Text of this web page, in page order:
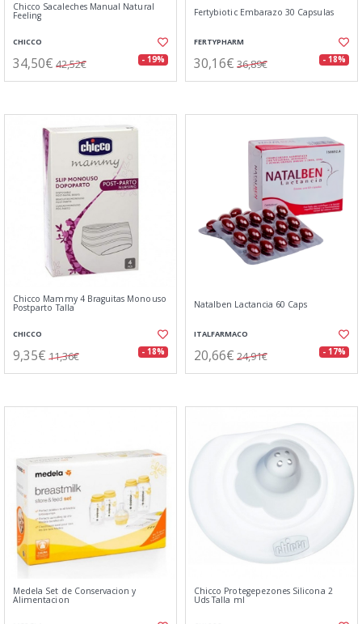
Chicco Sacaleches Manual Natural
Feeling
CHICCO
34,50€ 42,52€ - 19%
Fertybiotic Embarazo 30 Capsulas
FERTYPHARM
30,16€ 36,89€ - 18%
Chicco Mammy 4 Braguitas Monouso
Postparto Talla
CHICCO
9,35€ 11,36€ - 18%
Natalben Lactancia 60 Caps
ITALFARMACO
20,66€ 24,91€ - 17%
Medela Set de Conservacion y
Alimentacion
Chicco Protegepezones Silicona 2
Uds Talla ml